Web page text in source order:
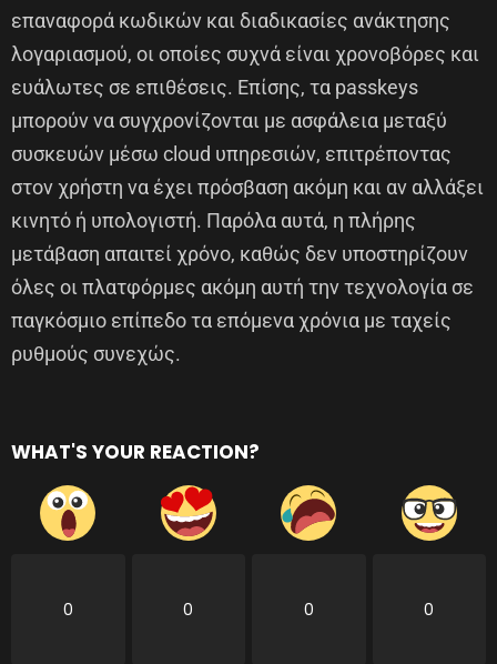
επαναφορά κωδικών και διαδικασίες ανάκτησης
λογαριασμού, οι οποίες συχνά είναι χρονοβόρες και
ευάλωτες σε επιθέσεις. Επίσης, τα passkeys
μπορούν να συγχρονίζονται με ασφάλεια μεταξύ
συσκευών μέσω cloud υπηρεσιών, επιτρέποντας
στον χρήστη να έχει πρόσβαση ακόμη και αν αλλάξει
κινητό ή υπολογιστή. Παρόλα αυτά, η πλήρης
μετάβαση απαιτεί χρόνο, καθώς δεν υποστηρίζουν
όλες οι πλατφόρμες ακόμη αυτή την τεχνολογία σε
παγκόσμιο επίπεδο τα επόμενα χρόνια με ταχείς
ρυθμούς συνεχώς.
WHAT'S YOUR REACTION?
0 0 0 0